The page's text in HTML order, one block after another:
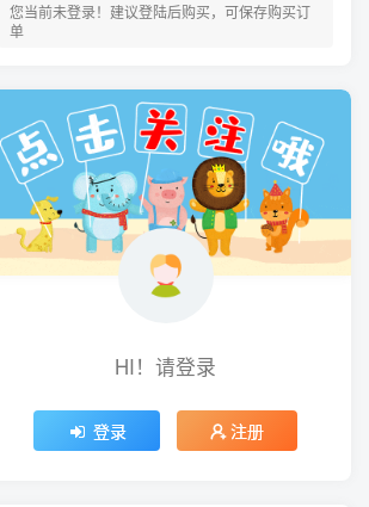
HI！请登录
登录 注册
您当前未登录！建议登陆后购买，可保存购买订
单
HI！请登录
登录 注册